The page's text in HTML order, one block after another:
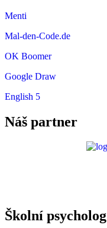
Menti
Mal-den-Code.de
OK Boomer
Google Draw
English 5
Náš partner
Školní psycholog